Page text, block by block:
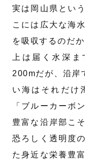
実は岡山県とい
こには広大な海
を吸収するのだ
上は届く水深
200mだが、沿岸
い海はそれだけ
「ブルーカーボ
豊富な沿岸部こ
恐ろしく透明度
た身近な栄養豊